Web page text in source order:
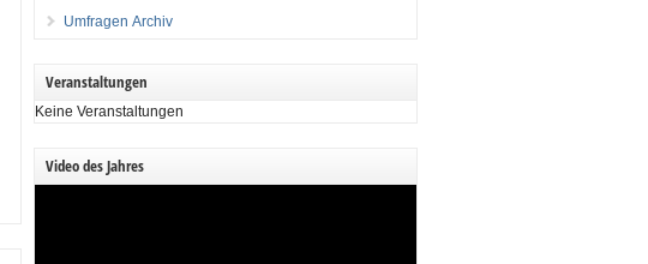
Umfragen Archiv
Veranstaltungen
Keine Veranstaltungen
Video des Jahres